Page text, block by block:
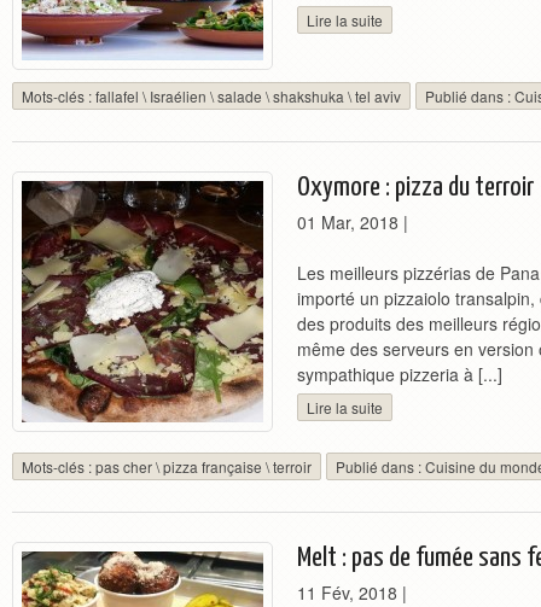
Lire la suite
Mots-clés :fallafel \ Israélien \salade \shakshuka \tel aviv Publié dans :
Oxymore : pizza du terroir
01 Mar, 2018 |
Les meilleurs pizzérias de
importé un pizzaiolo
des produits des meilleurs
même des serveurs en
sympathique pizzeria à [...]
Lire la suite
Mots-clés :pas cher\pizza française \terroir Publié dans :Cuisine du
Melt : pas de fumée sans
11 Fév, 2018 |